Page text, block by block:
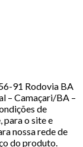
91 Rodovia BA
– Camaçari/BA –
de
para o site e
nossa rede de
do produto.